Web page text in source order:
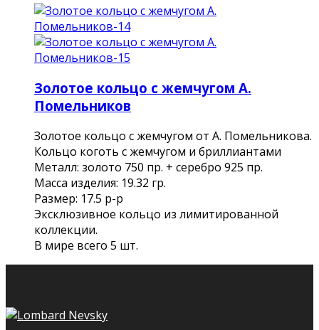
Золотое кольцо с жемчугом А.
Помельников
Золотое кольцо с жемчугом от А. Помельникова.
Кольцо коготь с жемчугом и бриллиантами
Металл: золото 750 пр. + серебро 925 пр.
Масса изделия: 19.32 гр.
Размер: 17.5 р-р
Эксклюзивное кольцо из лимитированной
коллекции.
В мире всего 5 шт.